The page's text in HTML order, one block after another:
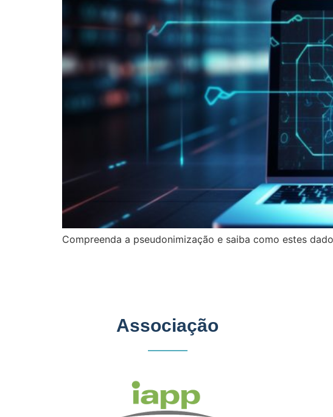
Compreenda a pseudonimização e saiba como estes
Associação